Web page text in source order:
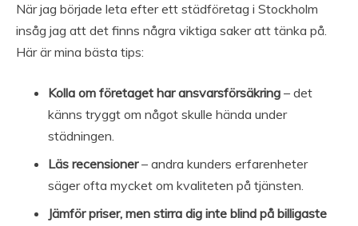
När jag började leta efter ett städföretag i Stockholm
insåg jag att det finns några viktiga saker att tänka på.
Här är mina bästa tips:
Kolla om företaget har ansvarsförsäkring – det
känns tryggt om något skulle hända under
städningen.
Läs recensioner– andra kunders erfarenheter
säger ofta mycket om kvaliteten på tjänsten.
Jämför priser, men stirra dig inte blind på billigaste